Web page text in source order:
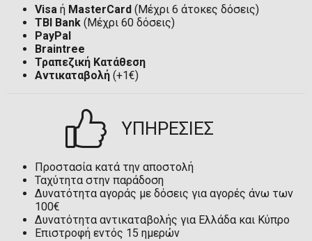
Visa ή MasterCard (Μέχρι 6 άτοκες δόσεις)
TBI Bank (Μέχρι 60 δόσεις)
PayPal
Braintree
Τραπεζική Κατάθεση
Αντικαταβολή (+1€)
ΥΠΗΡΕΣΙΕΣ
Προστασία κατά την αποστολή
Ταχύτητα στην παράδοση
Δυνατότητα αγοράς με δόσεις για αγορές άνω των
100€
Δυνατότητα αντικαταβολής για Ελλάδα και Κύπρο
Επιστροφή εντός 15 ημερών